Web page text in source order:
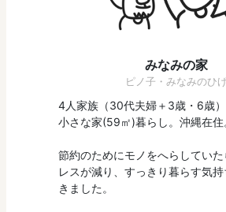
みなみの家
ピノ子・みなみのひ
4人家族（30代夫婦＋3歳・6歳）
小さな家(59㎡)暮らし。沖縄在住
節約のためにモノをへらしていた
レスが減り、すっきり暮らす気
きました。